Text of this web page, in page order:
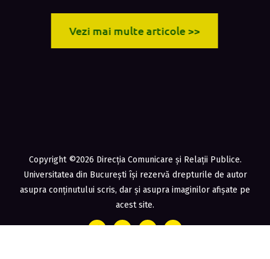
Vezi mai multe articole >>
Copyright ©2026 Direcția Comunicare și Relații Publice.
Universitatea din București își rezervă drepturile de autor
asupra conținutului scris, dar și asupra imaginilor afișate pe
acest site.